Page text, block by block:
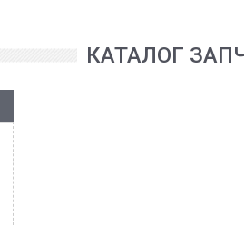
КАТАЛОГ